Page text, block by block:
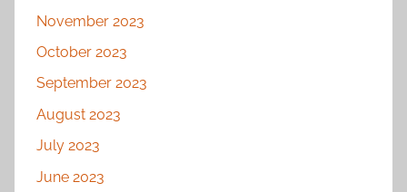
November 2023
October 2023
September 2023
August 2023
July 2023
June 2023